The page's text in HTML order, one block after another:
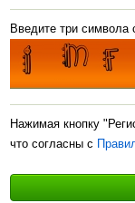
Введите три символа
Нажимая кнопку
что согласны с